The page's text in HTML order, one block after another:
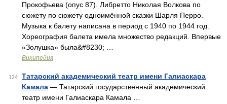
Прокофьева (опус 87). Либретто Николая Волкова по
сюжету по сюжету одноимённой сказки Шарля Перро.
Музыка к балету написана в период с 1940 по 1944 год.
Хореография балета имела множество редакций. Впервые
«Золушка» была&#8230; …
Википедия
124
Татарский академический театр имени Галиаскара
Камала — Татарский государственный академический
театр имени Галиаскара Камала …